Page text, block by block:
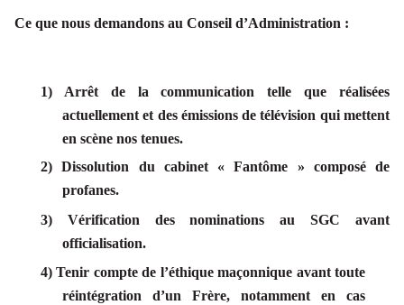
Ce que nous demandons au Conseil d’Administration :
1) Arrêt de la communication telle que réalisées
actuellement et des émissions de télévision qui mettent
en scène nos tenues.
2) Dissolution du cabinet « Fantôme » composé de
profanes.
3) Vérification des nominations au SGC avant
officialisation.
4) Tenir compte de l’éthique maçonnique avant toute
réintégration d’un Frère, notamment en cas